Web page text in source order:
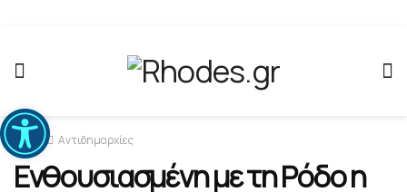
Ανοίξτε τη γραμμή εργαλείων
Home Αντιδημαρχίες
Ενθουσιασμένη με τη Ρόδο η